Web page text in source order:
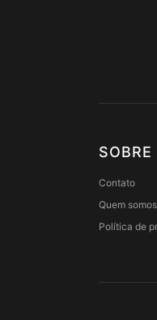
SOBRE
Contato
Quem somos
Política de